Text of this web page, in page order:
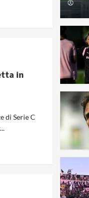
in
di Serie C